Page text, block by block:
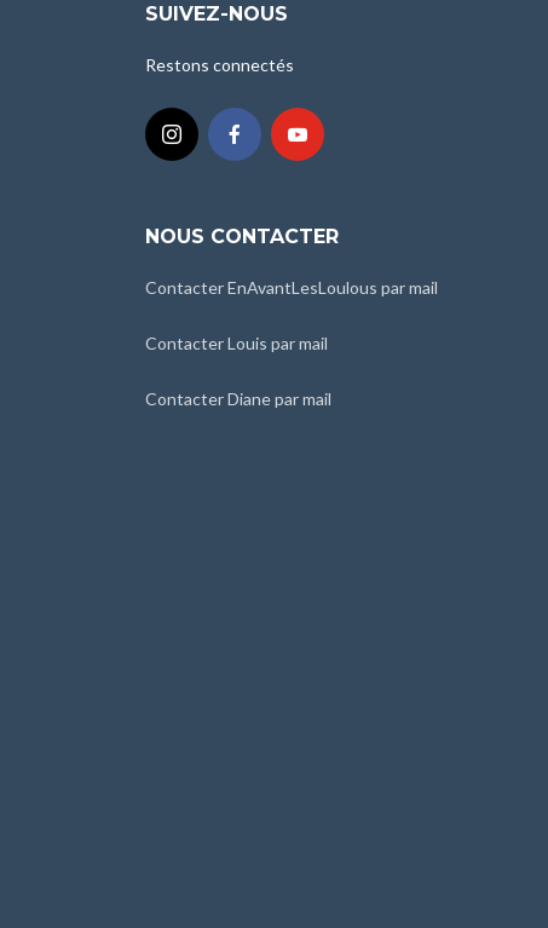
SUIVEZ-NOUS
Restons connectés
NOUS CONTACTER
Contacter EnAvantLesLoulous par mail
Contacter Louis par mail
Contacter Diane par mail